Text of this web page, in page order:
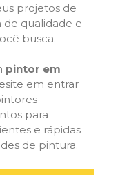
projetos de
de qualidade e
busca.
pintor em
em entrar
para
e rápidas
de pintura.